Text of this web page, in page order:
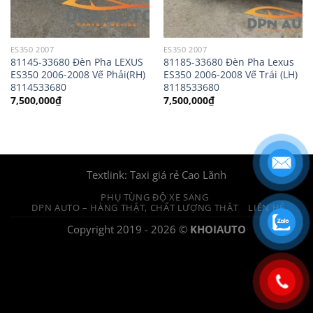
ES350 2007
81145-33680 Đèn Pha LEXUS
ES350 2006-2008 Vế Phải(RH)
8114533680
7,500,000₫
ES350 2007
81185-33680 Đèn Pha Lexus
ES350 2006-2008 Vế Trái (LH)
8118533680
7,500,000₫
Textlink: Taxi giá rẻ Cao Lãnh
PHỤ TÙNG ĐỘ XE SANG
DPN AUTO – HÀNG THẬT, CHẤT LƯỢNG THẬT
LIÊN HỆ
Copyright 2019 - 2026 © KHOIAUTO